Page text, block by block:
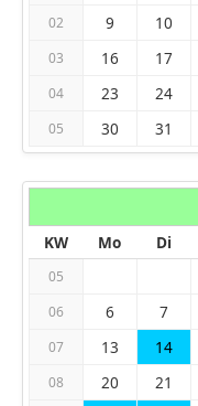
02 9 10
03 16 17
04 23 24
05 30 31
KW
Mo Di
05
06 6 7
07 13 14
08 20 21